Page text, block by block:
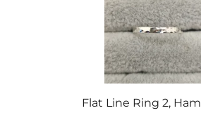
Flat Line Ring 2,